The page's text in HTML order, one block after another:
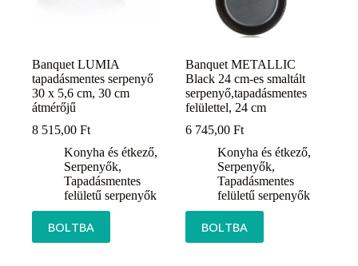
Banquet LUMIA
tapadásmentes serpenyő
30 x 5,6 cm, 30 cm
átmérőjű
8 515,00 Ft
Konyha és étkező,
Serpenyők,
Tapadásmentes
felületű serpenyők
BOLTBA
Banquet METALLIC
Black 24 cm-es smaltált
serpenyő,tapadásmentes
felülettel, 24 cm
6 745,00Ft
Konyha és étkező,
Serpenyők,
Tapadásmentes
felületű serpenyők
BOLTBA